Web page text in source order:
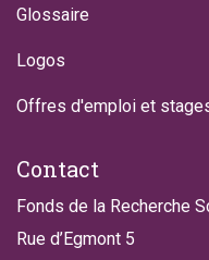
Glossaire
Logos
Offres d'emploi et
Contact
Fonds de la Recherche
Rue d’Egmont 5